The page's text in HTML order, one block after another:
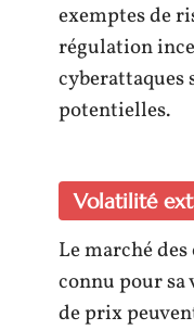
exemptes de
régulation
cyberattaques
potentielles.
Volatilité
Le marché
connu pour
de prix